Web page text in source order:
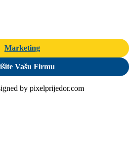
Marketing
Vašu Firmu
by pixelprijedor.com